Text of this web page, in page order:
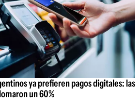
ya prefieren pagos digitales: las
un 60%